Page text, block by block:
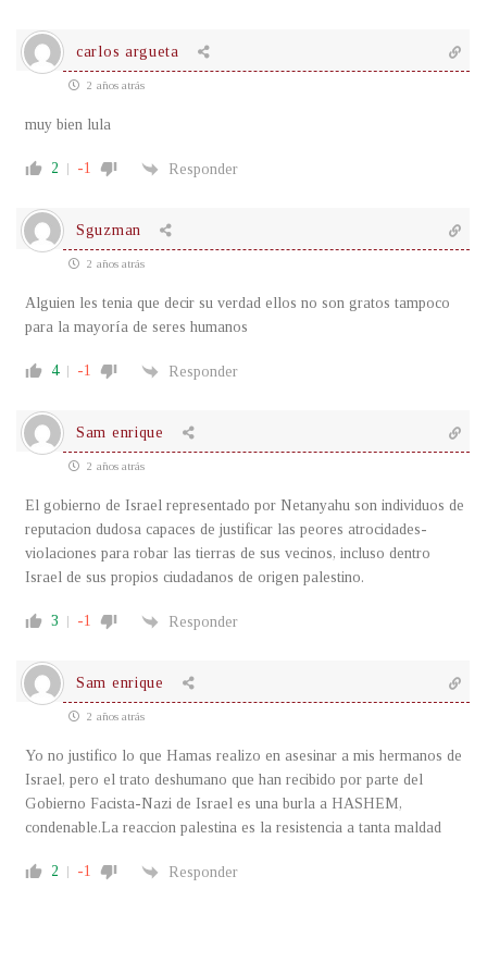
carlos argueta
2 años atrás
muy bien lula
2 -1 Responder
Sguzman
2 años atrás
Alguien les tenia que decir su verdad ellos no son gratos tampoco
para la mayoría de seres humanos
4 -1 Responder
Sam enrique
2 años atrás
El gobierno de Israel representado por Netanyahu son individuos de
reputacion dudosa capaces de justificar las peores atrocidades-
violaciones para robar las tierras de sus vecinos, incluso dentro
Israel de sus propios ciudadanos de origen palestino.
3 -1 Responder
Sam enrique
2 años atrás
Yo no justifico lo que Hamas realizo en asesinar a mis hermanos de
Israel, pero el trato deshumano que han recibido por parte del
Gobierno Facista-Nazi de Israel es una burla a HASHEM,
condenable.La reaccion palestina es la resistencia a tanta maldad
2 -1 Responder